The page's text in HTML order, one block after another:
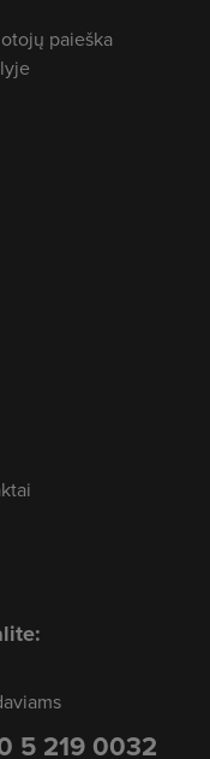
paieška
5 219 0032